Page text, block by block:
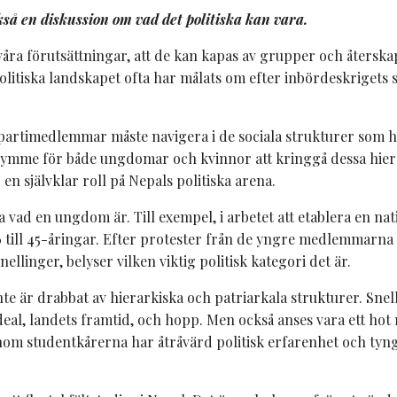
en diskussion om vad det politiska kan vara.
förutsättningar, att de kan kapas av grupper och
landskapet ofta har målats om efter
måste navigera i de sociala strukturer
för både ungdomar och kvinnor att kringgå dessa
självklar roll på Nepals politiska arena.
en ungdom är. Till exempel, i arbetet att etablera en
45-åringar. Efter protester från de yngre
belyser vilken viktig politisk kategori det är.
är drabbat av hierarkiska och patriarkala strukturer.
landets framtid, och hopp. Men också anses vara ett
studentkårerna har åtråvärd politisk erfarenhet och